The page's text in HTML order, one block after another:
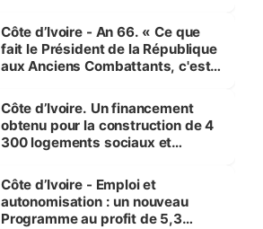
Côte d’Ivoire - An 66. « Ce que
fait le Président de la République
aux Anciens Combattants, c'est
Côte d’Ivoire. Un financement
obtenu pour la construction de 4
300 logements sociaux et
et Yamoussoukro
Côte d’Ivoire - Emploi et
autonomisation : un nouveau
Programme au profit de 5,3